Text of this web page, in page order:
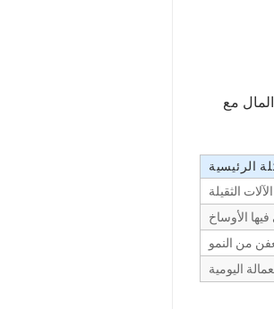
مع
الرئيسية
الثقيلة
الأوساخ
من النمو
اليومية